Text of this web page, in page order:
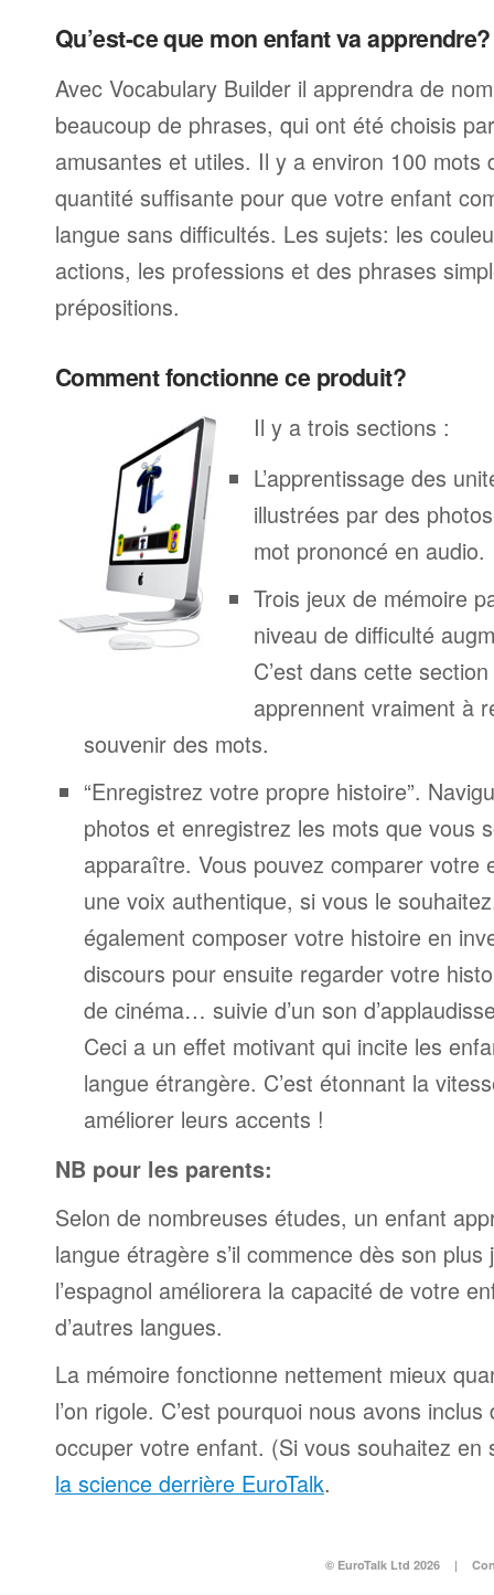
Qu’est-ce que mon enfant va apprendre?
Avec Vocabulary Builder il apprendra de
beaucoup de phrases, qui ont été choisis
amusantes et utiles. Il y a environ 100 mots
quantité suffisante pour que votre enfant
langue sans difficultés. Les sujets: les
actions, les professions et des phrases
prépositions.
Comment fonctionne ce produit?
Il y a trois sections :
L’apprentissage des
illustrées par des
mot prononcé en audio.
Trois jeux de mémoire
niveau de difficulté
C’est dans cette
apprennent vraiment à
souvenir des mots.
“Enregistrez votre propre histoire”.
photos et enregistrez les mots que vous
apparaître. Vous pouvez comparer votre
une voix authentique, si vous le
également composer votre histoire en
discours pour ensuite regarder votre
de cinéma… suivie d’un son
Ceci a un effet motivant qui incite les
langue étrangère. C’est étonnant la
améliorer leurs accents !
NB pour les parents:
Selon de nombreuses études, un enfant
langue étragère s’il commence dès son
l’espagnol améliorera la capacité de votre
d’autres langues.
La mémoire fonctionne nettement mieux
l’on rigole. C’est pourquoi nous avons
occuper votre enfant. (Si vous souhaitez en
la science derrière EuroTalk.
© EuroTalk Ltd 2026 |